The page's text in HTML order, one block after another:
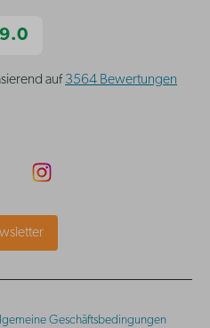
9.0
auf 3564 Bewertungen
Geschäftsbedingungen